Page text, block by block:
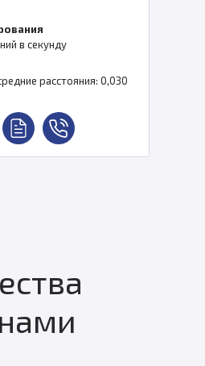
в секунду
расстояния: 0,030